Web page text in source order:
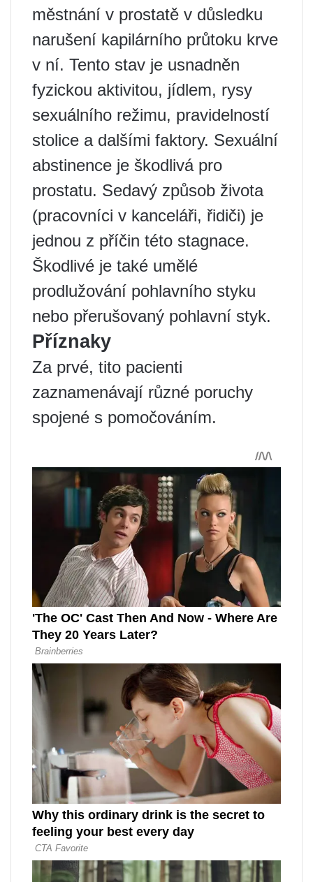
městnání v prostatě v důsledku
narušení kapilárního průtoku krve
v ní. Tento stav je usnadněn
fyzickou aktivitou, jídlem, rysy
sexuálního režimu, pravidelností
stolice a dalšími faktory. Sexuální
abstinence je škodlivá pro
prostatu. Sedavý způsob života
(pracovníci v kanceláři, řidiči) je
jednou z příčin této stagnace.
Škodlivé je také umělé
prodlužování pohlavního styku
nebo přerušovaný pohlavní styk.
Příznaky
Za prvé, tito pacienti
zaznamenávají různé poruchy
spojené s pomočováním.